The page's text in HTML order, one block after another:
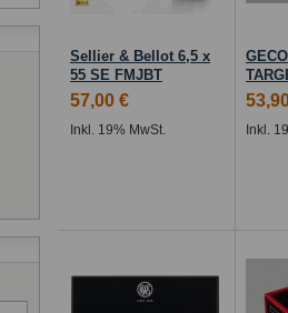
Sellier & Bellot 6,5 x
55 SE FMJBT
57,00 €
Inkl. 19% MwSt. Inkl.